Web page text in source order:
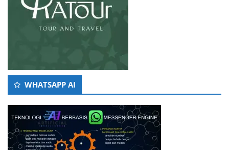
WHATSAPP AI